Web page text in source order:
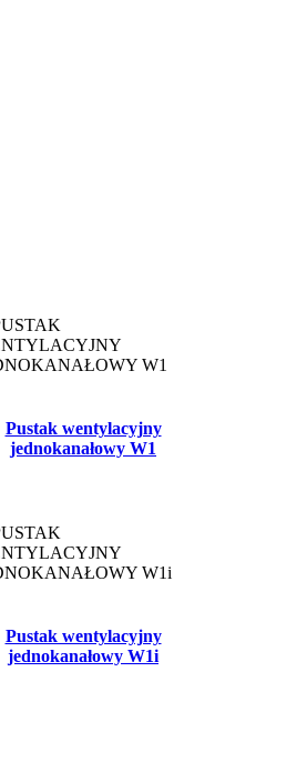
Pustak wentylacyjny
jednokanałowy W1
Pustak wentylacyjny
jednokanałowy W1i